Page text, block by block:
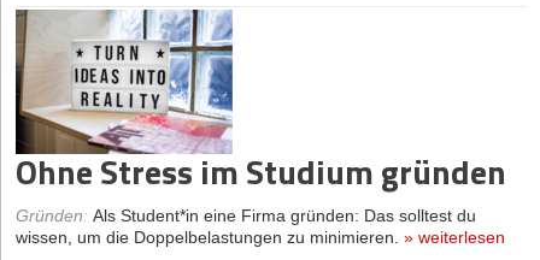
Ohne Stress im Studium gründen
Gründen: Als Student*in eine Firma gründen: Das solltest du
wissen, um die Doppelbelastungen zu minimieren. » weiterlesen